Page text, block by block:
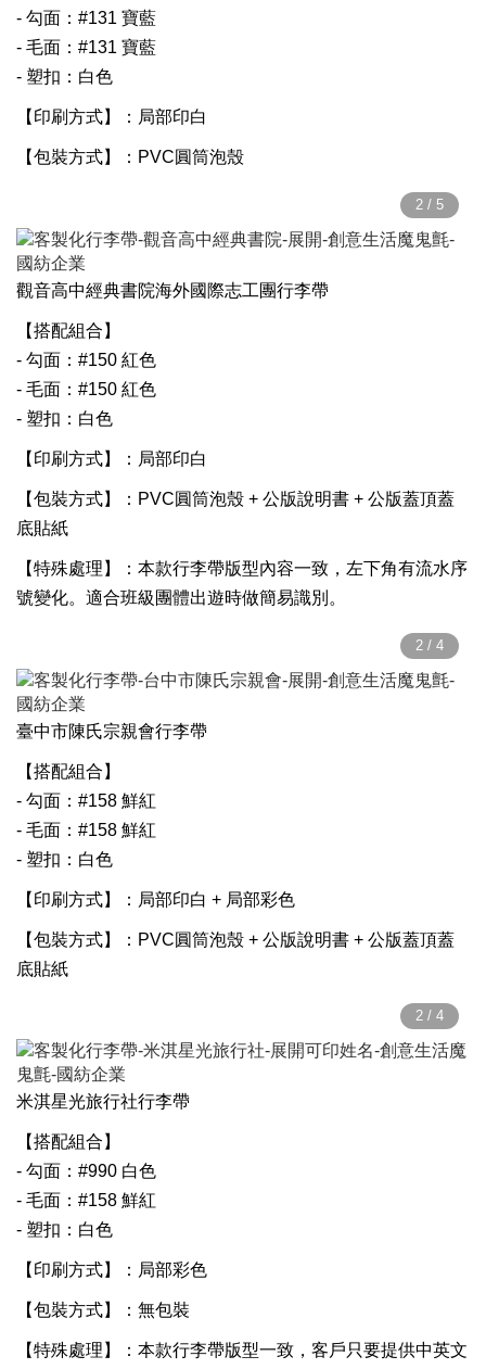
- 勾面：#131 寶藍
- 毛面：#131 寶藍
- 塑扣：白色
【印刷方式】：局部印白
【包裝方式】：PVC圓筒泡殼
觀音高中經典書院海外國際志工團行李帶
【搭配組合】
- 勾面：#150 紅色
- 毛面：#150 紅色
- 塑扣：白色
【印刷方式】：局部印白
【包裝方式】： PVC圓筒泡殼 + 公版說明書 + 公版蓋頂蓋
底貼紙
【特殊處理】：本款行李帶版型內容一致，左下角有流水序
號變化。適合班級團體出遊時做簡易識別。
臺中市陳氏宗親會行李帶
【搭配組合】
- 勾面：#158 鮮紅
- 毛面：#158 鮮紅
- 塑扣：白色
【印刷方式】：局部印白 + 局部彩色
【包裝方式】： PVC圓筒泡殼 + 公版說明書 + 公版蓋頂蓋
底貼紙
米淇星光旅行社行李帶
【搭配組合】
- 勾面：#990 白色
- 毛面：#158 鮮紅
- 塑扣：白色
【印刷方式】：局部彩色
【包裝方式】： 無包裝
【特殊處理】：本款行李帶版型一致，客戶只要提供中英文